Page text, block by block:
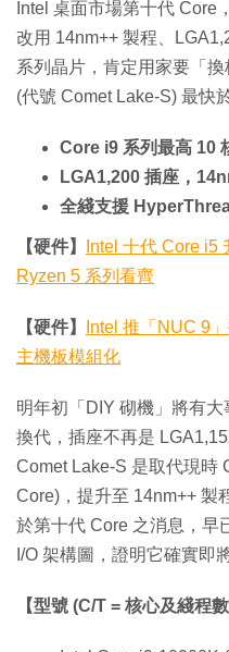
Intel 桌面市場第十代 Core
改用 14nm++ 製程、
系列晶片，肯定用家要「
(代號 Comet Lake-S) 最快
Core i9 系列最高 10
LGA1,200 插座，
全綫支援
【硬件】
Intel 十代 Core i5
Ryzen 5 系列看齊
【硬件】
Intel 推「NUC 9
主機板模組化
明年初「DIY 砌機」將有
換代，插座不再是
Comet Lake-S 是取代現時
Core)，提升至 14nm++ 製
於第十代 Core 之消息，早
I/O 架構圖，證明它確實即
【型號 (C/T = 核心及綫程數